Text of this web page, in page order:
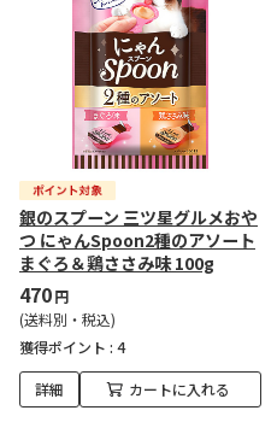
銀のスプーン 三ツ星グルメおや
つ にゃんSpoon2種のアソート
まぐろ＆鶏ささみ味 100g
470円
(送料別・税込)
獲得ポイント : 4
詳細 カートに入れる